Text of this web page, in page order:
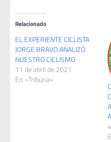
Relacionado
EL EXPERIENTE CICLISTA
JORGE BRAVO ANALIZÓ
NUESTRO CICLISMO
11 de abril de 2021
En «Tribuna»